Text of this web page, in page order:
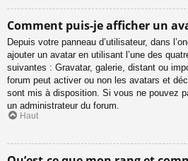
Comment puis-je afficher un
Depuis votre panneau d’utilisateur, dans
ajouter un avatar en utilisant l’une des
suivantes : Gravatar, galerie, distant ou
forum peut activer ou non les avatars et
sont mis à disposition. Si vous ne pouvez
un administrateur du forum.
Haut